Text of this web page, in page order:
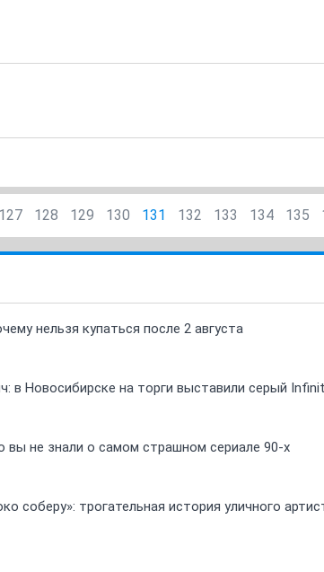
127 128 129 130 131 132 133 134 135
нельзя купаться после 2 августа
в Новосибирске на торги выставили серый
вы не знали о самом страшном сериале 90-х
соберу»: трогательная история уличного